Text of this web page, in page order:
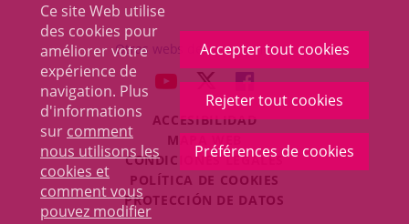
Ce site Web utilise
des cookies pour
améliorer votre
expérience de
navigation. Plus
d'informations
sur comment
nous utilisons les
cookies et
comment vous
pouvez modifier
Accepter tout cookies
Rejeter tout cookies
Préférences de cookies
una
ventana
nueva.
externa.
Otras webs del ayuntamiento
ENLACE
UNA
APLICACIÓN
EXTERNA.
ENLACE
A
UNA
APLICACIÓN
EXTERNA.
ENLACE
A
UNA
APLICACIÓN
EXTERNA.
ACCESIBILIDAD
MAPA WEB
CONDICIONES LEGALES
POLÍTICA DE COOKIES
PROTECCIÓN DE DATOS